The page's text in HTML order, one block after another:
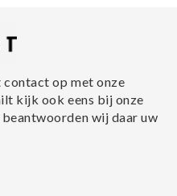
contact op met onze
kijk ook eens bij onze
wij daar uw